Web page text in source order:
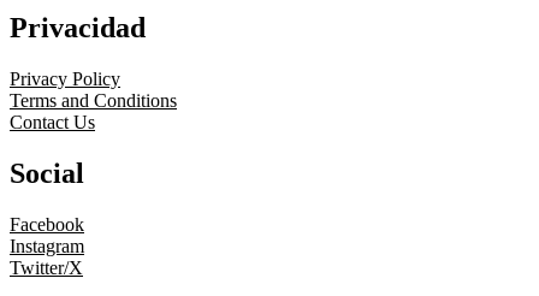
Privacidad
Privacy Policy
Terms and Conditions
Contact Us
Social
Facebook
Instagram
Twitter/X